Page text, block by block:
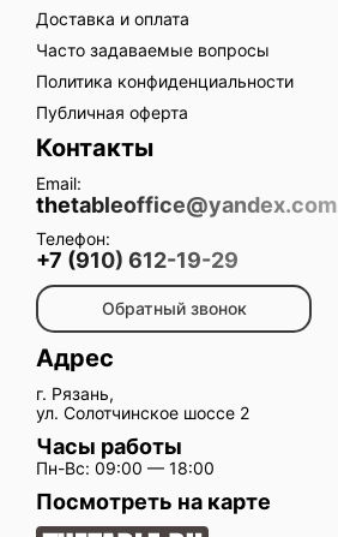
Доставка и оплата
Часто задаваемые вопросы
Политика конфиденциальности
Публичная оферта
Контакты
Email:
thetableoffice@yandex.com
Телефон:
+7 (910) 612-19-29
Обратный звонок
Адрес
г. Рязань,
ул. Солотчинское шоссе 2
Часы работы
Пн-Вс: 09:00 — 18:00
Посмотреть на карте